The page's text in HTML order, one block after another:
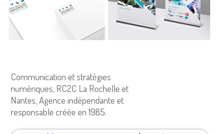
Communication et stratégies
numériques, RC2C La Rochelle et
Nantes, Agence indépendante et
responsable créée en 1985.